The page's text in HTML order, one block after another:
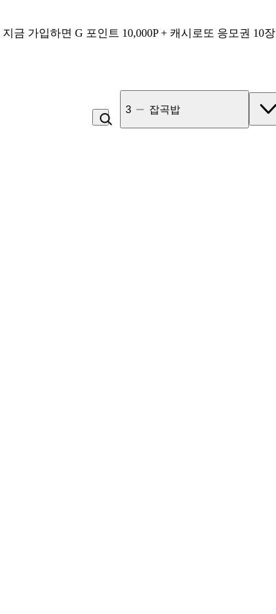
지금 가입하면 G 포인트 10,000P + 캐시로또 응모권 10장
3 잡곡밥